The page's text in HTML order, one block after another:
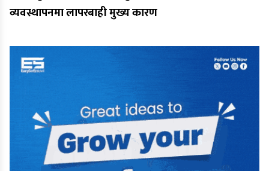
व्यवस्थापनमा लापरबाही मुख्य कारण